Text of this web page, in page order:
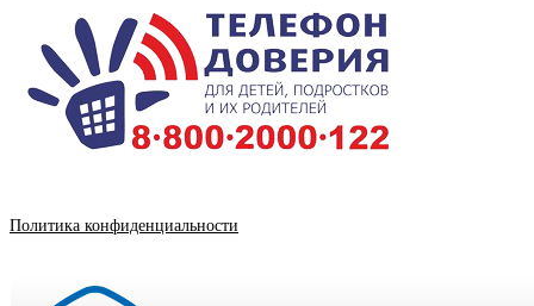
Политика конфиденциальности